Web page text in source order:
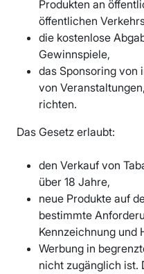
Produkten an
öffentlichen
die kostenlose
Gewinnspiele,
das Sponsoring von
von
richten.
Das Gesetz erlaubt:
den Verkauf von
über 18 Jahre,
neue Produkte auf
bestimmte
Kennzeichnung und
Werbung in
nicht zugänglich ist.